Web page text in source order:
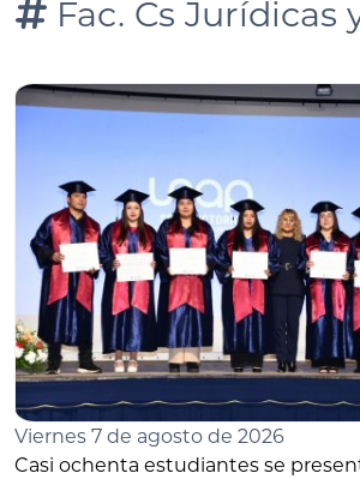
Fac. Cs Jurídicas
Viernes 7 de agosto de 2026
Casi ochenta estudiantes se